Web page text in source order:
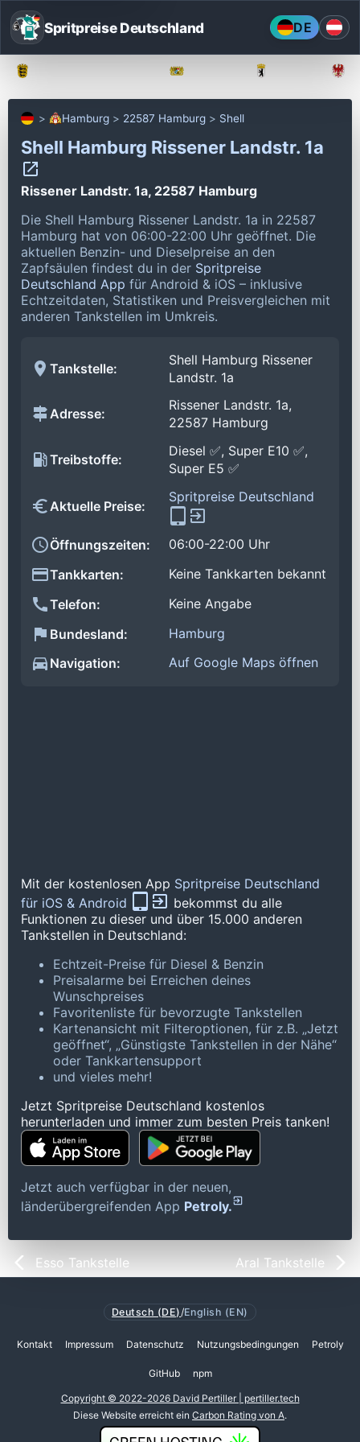
Spritpreise Deutschland DE
Hamburg 22587 Hamburg Shell
Shell Hamburg Rissener Landstr. 1a
Rissener Landstr. 1a, 22587 Hamburg
Die Shell Hamburg Rissener Landstr. 1a in 22587
Hamburg hat von 06:00-22:00 Uhr geöffnet. Die
aktuellen Benzin- und Dieselpreise an den
Zapfsäulen findest du in der Spritpreise
Deutschland App für Android & iOS – inklusive
Echtzeitdaten, Statistiken und Preisvergleichen mit
anderen Tankstellen im Umkreis.
Tankstelle:
Shell Hamburg Rissener
Landstr. 1a
Adresse:
Rissener Landstr. 1a,
22587 Hamburg
Treibstoffe:
Diesel ✅, Super E10 ✅,
Super E5 ✅
Aktuelle Preise:
Spritpreise Deutschland
Öffnungszeiten:
06:00-22:00 Uhr
Tankkarten:
Keine Tankkarten bekannt
Telefon:
Keine Angabe
Bundesland:
Hamburg
Navigation:
Auf Google Maps öffnen
Mit der kostenlosen App Spritpreise Deutschland
für iOS & Android
bekommst du alle
Funktionen zu dieser und über 15.000 anderen
Tankstellen in Deutschland:
Echtzeit-Preise für Diesel & Benzin
Preisalarme bei Erreichen deines
Wunschpreises
Favoritenliste für bevorzugte Tankstellen
Kartenansicht mit Filteroptionen, für z.B. „Jetzt
geöffnet“, „Günstigste Tankstellen in der Nähe“
oder Tankkartensupport
und vieles mehr!
Jetzt Spritpreise Deutschland kostenlos
herunterladen und immer zum besten Preis tanken!
Jetzt auch verfügbar in der neuen,
länderübergreifenden App Petroly.
Esso Tankstelle Aral Tankstelle
Deutsch (DE) /English (EN)
Kontakt Impressum Datenschutz Nutzungsbedingungen Petroly
GitHub npm
Copyright © 2022-2026 David Pertiller | pertiller.tech
Diese Website erreicht ein Carbon Rating von A.